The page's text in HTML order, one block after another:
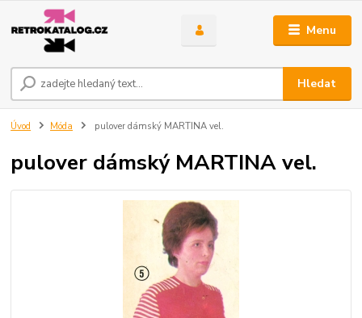
Menu
Hledat
Úvod Móda pulover dámský MARTINA vel.
pulover dámský MARTINA vel.